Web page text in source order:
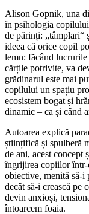
Alison Gopnik, una
în psihologia
de părinți: „tâmplari“
ideea că orice copil
lemn: făcând
cărțile potrivite, va
grădinarul este mai
copilului un spațiu
ecosistem bogat și
dinamic – ca și când
Autoarea explică
științifică și spulberă
de ani, acest concept
îngrijirea copiilor într-
obiective, menită să-i
decât să-i crească pe
devin anxioși,
întoarcem foaia.